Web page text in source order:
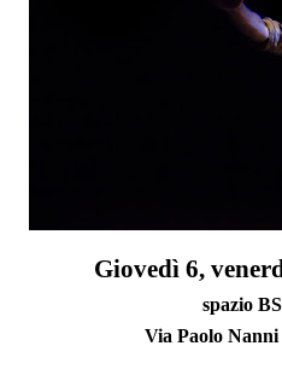
Giovedì 6,
spazio
Via Paolo Nanni